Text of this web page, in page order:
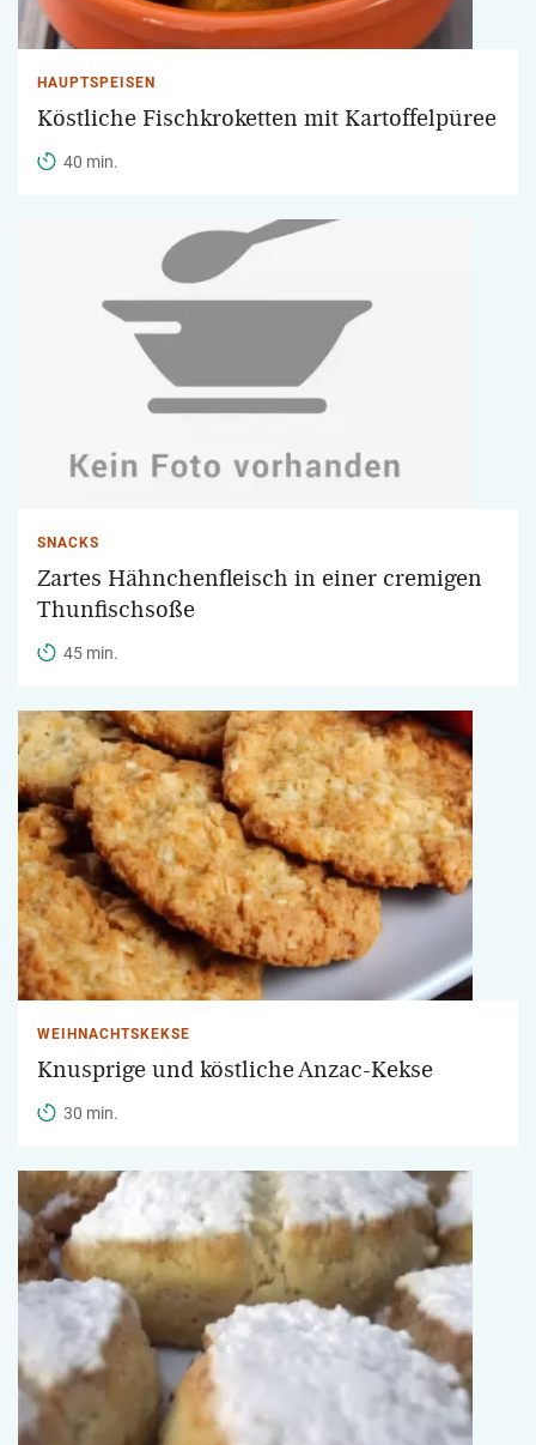
HAUPTSPEISEN
Köstliche Fischkroketten mit Kartoffelpüree
40 min.
SNACKS
Zartes Hähnchenfleisch in einer cremigen
Thunfischsoße
45 min.
WEIHNACHTSKEKSE
Knusprige und köstliche Anzac-Kekse
30 min.